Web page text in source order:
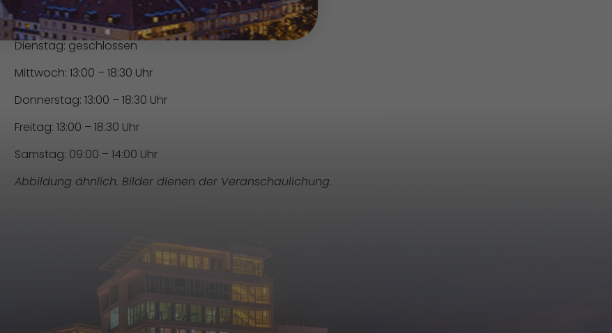
Montag: 13:00 – 18:30 Uhr
Dienstag: geschlossen
Mittwoch: 13:00 – 18:30 Uhr
Donnerstag: 13:00 – 18:30 Uhr
Freitag: 13:00 – 18:30 Uhr
Samstag: 09:00 – 14:00 Uhr
Abbildung ähnlich. Bilder dienen der Veranschaulichung.